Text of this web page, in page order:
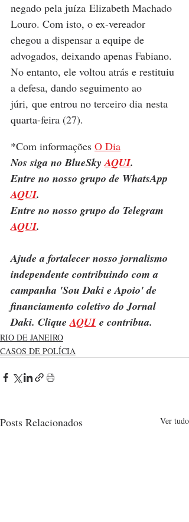
negado pela juíza Elizabeth Machado
Louro. Com isto, o ex-vereador
chegou a dispensar a equipe de
advogados, deixando apenas Fabiano.
No entanto, ele voltou atrás e restituiu
a defesa, dando seguimento ao
júri, que entrou no terceiro dia nesta
quarta-feira (27).
*Com informações O Dia
Nos siga no BlueSky AQUI.
Entre no nosso grupo de WhatsApp
AQUI.
Entre no nosso grupo do Telegram
AQUI.
Ajude a fortalecer nosso jornalismo
independente contribuindo com a
campanha 'Sou Daki e Apoio' de
financiamento coletivo do Jornal
Daki. Clique AQUI e contribua.
RIO DE JANEIRO
CASOS DE POLÍCIA
Posts Relacionados Ver tudo